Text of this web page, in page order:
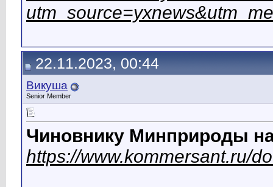
22.11.2023, 00:44
Викуша
Senior Member
Чиновнику Минприроды
https://www.kommersant.ru/